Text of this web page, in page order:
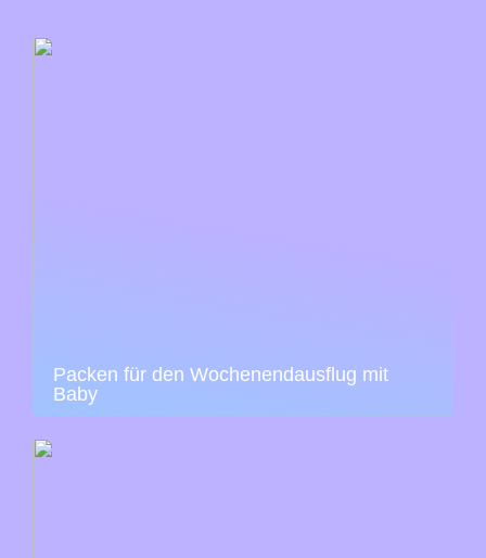
Packen für den Wochenendausflug mit
Baby